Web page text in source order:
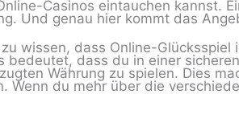
Casinos eintauchen kannst.
Und genau hier kommt das
wissen, dass Online-
dass du in einer
Währung zu spielen. Dies
Wenn du mehr über die